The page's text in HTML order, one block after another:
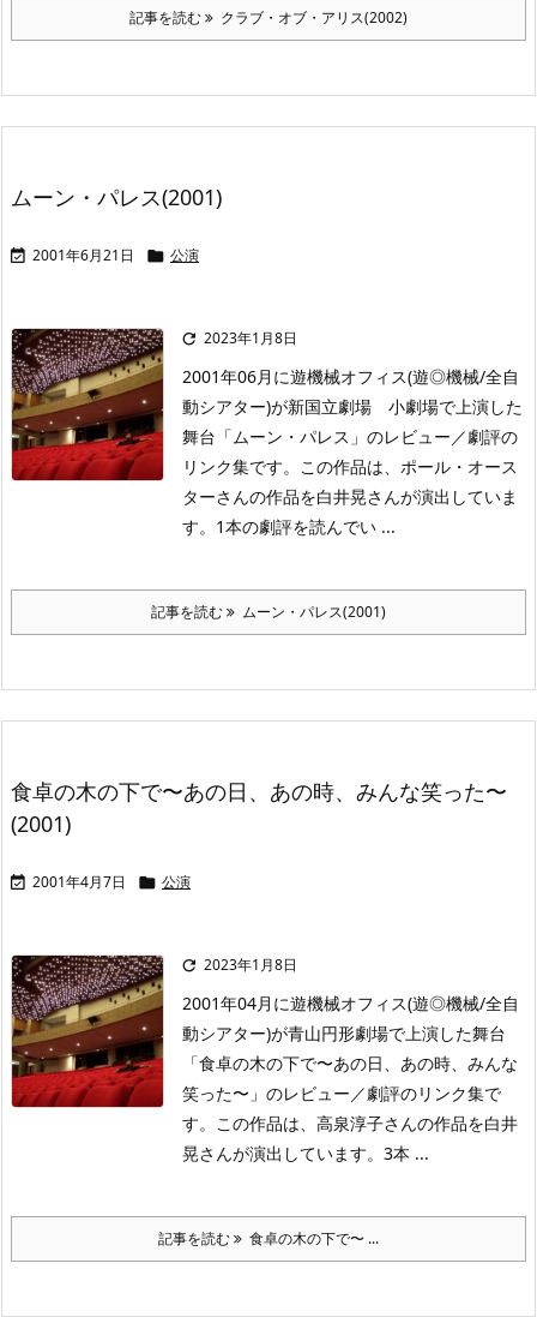
記事を読む クラブ・オブ・アリス(2002)
ムーン・パレス(2001)
 2001年6月21日  公演
 2023年1月8日
2001年06月に遊機械オフィス(遊◎機械/全自
動シアター)が新国立劇場 小劇場で上演した
舞台「ムーン・パレス」のレビュー／劇評の
リンク集です。この作品は、ポール・オース
ターさんの作品を白井晃さんが演出していま
す。1本の劇評を読んでい ...
記事を読む ムーン・パレス(2001)
食卓の木の下で〜あの日、あの時、みんな笑った〜
(2001)
 2001年4月7日  公演
 2023年1月8日
2001年04月に遊機械オフィス(遊◎機械/全自
動シアター)が青山円形劇場で上演した舞台
「食卓の木の下で〜あの日、あの時、みんな
笑った〜」のレビュー／劇評のリンク集で
す。この作品は、高泉淳子さんの作品を白井
晃さんが演出しています。3本 ...
記事を読む 食卓の木の下で〜 ...